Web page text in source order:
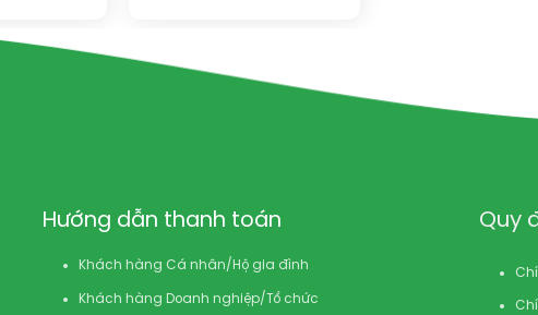
Hướng dẫn thanh toán
Khách hàng Cá nhân/Hộ gia đình
Khách hàng Doanh nghiệp/Tổ chức
Quy